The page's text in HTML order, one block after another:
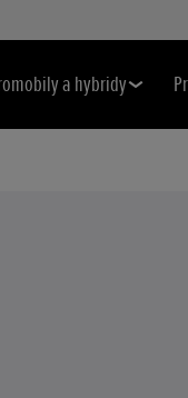
a hybridy